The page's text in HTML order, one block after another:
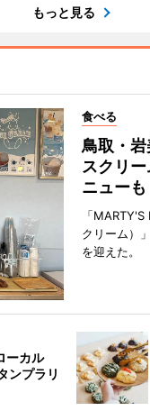
もっと見る
食べる
鳥取・
スクリ
ニューも
「
クリーム）
を迎えた。
ーカル
プラリ